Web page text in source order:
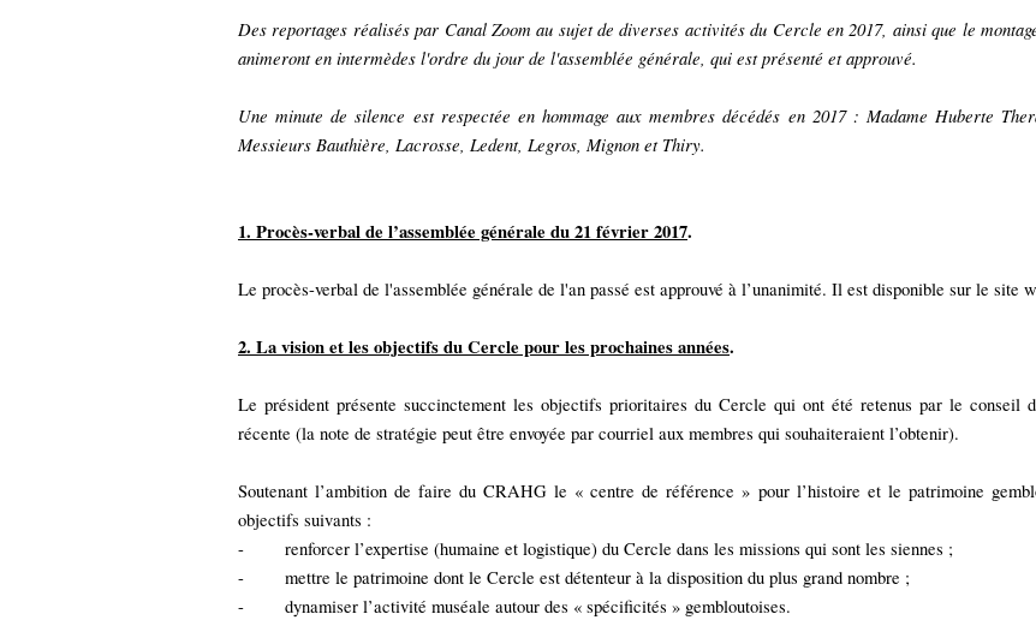
Des reportages réalisés par Canal Zoom au sujet de diverses activités du Cercle en 2017, ainsi que le
animeront en intermèdes l'ordre du jour de l'assemblée générale, qui est présenté et approuvé.
Une minute de silence est respectée en hommage aux membres décédés en 2017 : Madame Huberte
Messieurs Bauthière, Lacrosse, Ledent, Legros, Mignon et Thiry.
1. Procès-verbal de l’assemblée générale du 21 février 2017.
Le procès-verbal de l'assemblée générale de l'an passé est approuvé à l’unanimité. Il est disponible sur le site
2. La vision et les objectifs du Cercle pour les prochaines années.
Le président présente succinctement les objectifs prioritaires du Cercle qui ont été retenus par le conseil
récente (la note de stratégie peut être envoyée par courriel aux membres qui souhaiteraient l’obtenir).
Soutenant l’ambition de faire du CRAHG le « centre de référence » pour l’histoire et le patrimoine
objectifs suivants :
-
renforcer l’expertise (humaine et logistique) du Cercle dans les missions qui sont les siennes ;
-
mettre le patrimoine dont le Cercle est détenteur à la disposition du plus grand nombre ;
-
dynamiser l’activité muséale autour des « spécificités » gembloutoises.